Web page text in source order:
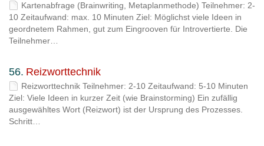
Kartenabfrage (Brainwriting, Metaplanmethode) Teilnehmer: 2-
10 Zeitaufwand: max. 10 Minuten Ziel: Möglichst viele Ideen in
geordnetem Rahmen, gut zum Eingrooven für Introvertierte. Die
Teilnehmer…
56. Reizworttechnik
Reizworttechnik Teilnehmer: 2-10 Zeitaufwand: 5-10 Minuten
Ziel: Viele Ideen in kurzer Zeit (wie Brainstorming) Ein zufällig
ausgewähltes Wort (Reizwort) ist der Ursprung des Prozesses.
Schritt…